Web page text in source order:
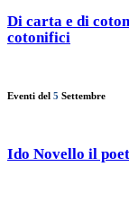
Di carta e di
cotonifici
Eventi del 5 Settembre
Ido Novello il